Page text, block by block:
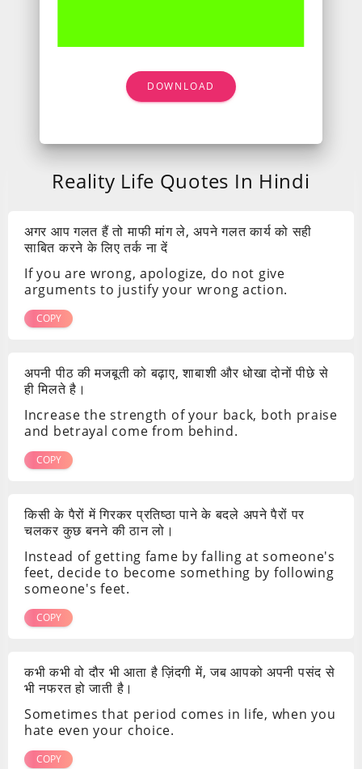
DOWNLOAD
Reality Life Quotes In Hindi
अगर आप गलत हैं तो माफी मांग ले, अपने गलत कार्य को सही
साबित करने के लिए तर्क ना दें
If you are wrong, apologize, do not give
arguments to justify your wrong action.
COPY
अपनी पीठ की मजबूती को बढ़ाए, शाबाशी और धोखा दोनों पीछे से
ही मिलते है।
Increase the strength of your back, both praise
and betrayal come from behind.
COPY
किसी के पैरों में गिरकर प्रतिष्ठा पाने के बदले अपने पैरों पर
चलकर कुछ बनने की ठान लो।
Instead of getting fame by falling at someone's
feet, decide to become something by following
someone's feet.
COPY
कभी कभी वो दौर भी आता है ज़िंदगी में, जब आपको अपनी पसंद से
भी नफरत हो जाती है।
Sometimes that period comes in life, when you
hate even your choice.
COPY